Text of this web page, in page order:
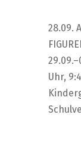
28.09.
Uhr,